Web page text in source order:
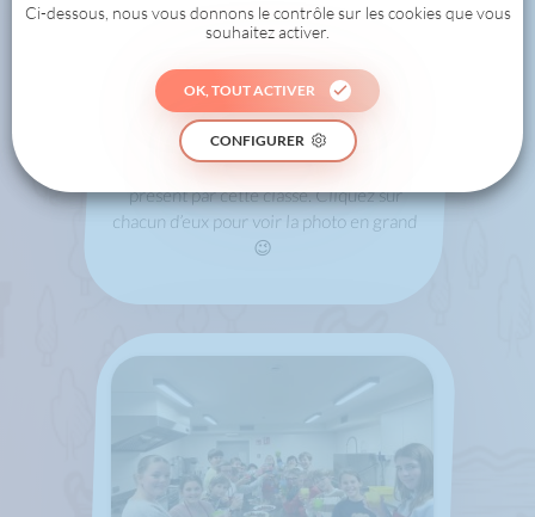
a déjà relevé
ces défis !
Voici tous les challenges réalisés jusqu’à
présent par cette classe. Cliquez sur
chacun d’eux pour voir la photo en grand
😉
Ci-dessous, nous vous donnons le contrôle sur les cookies que vous
souhaitez activer.
OK, TOUT ACTIVER
CONFIGURER